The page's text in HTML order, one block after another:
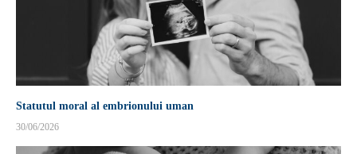
Statutul moral al embrionului uman
30/06/2026